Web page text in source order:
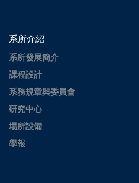
系所介紹
系所發展簡介
課程設計
系務規章與委員會
研究中心
場所設備
學報